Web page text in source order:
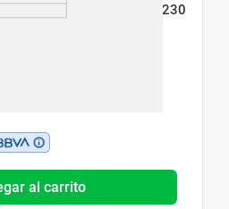
Tropic Aceite Fps 15 x 230
al carrito